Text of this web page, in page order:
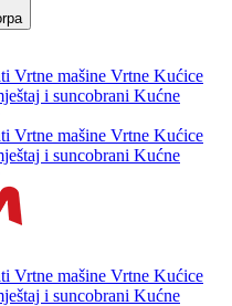
Vrtne mašine Vrtne Kućice
i suncobrani Kućne
Vrtne mašine Vrtne Kućice
i suncobrani Kućne
Vrtne mašine Vrtne Kućice
i suncobrani Kućne